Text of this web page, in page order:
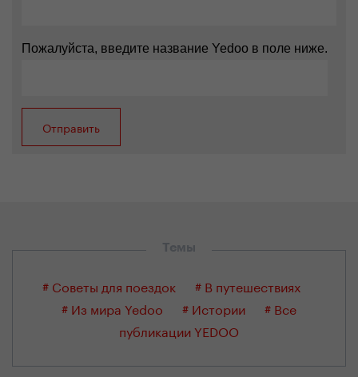
Пожалуйста, введите название Yedoo в поле ниже.
Темы
# Советы для поездок
# В путешествиях
# Из мира Yedoo
# Истории
# Все
публикации YEDOO